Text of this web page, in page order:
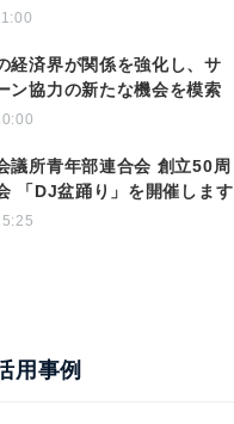
経済界が関係を強化し、サ
ン協力の新たな機会を模索
議所青年部連合会 創立50周
「DJ盆踊り」を開催します
用事例